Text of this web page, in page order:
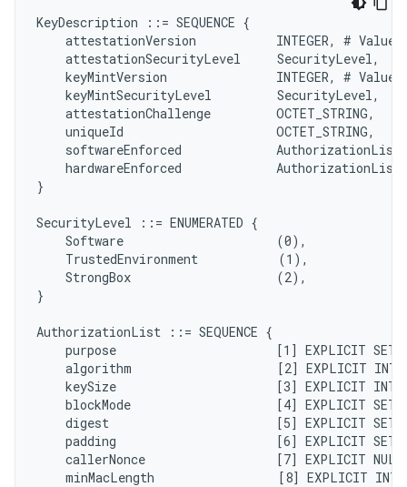
KeyDescription ::= SEQUENCE {
attestationVersion           INTEGER, # Value
    attestationSecurityLevel     SecurityLevel,
keyMintVersion               INTEGER, # Value
    keyMintSecurityLevel         SecurityLevel,
    attestationChallenge         OCTET_STRING,
    uniqueId                     OCTET_STRING,
    softwareEnforced             AuthorizationList,
    hardwareEnforced             AuthorizationList,
}
SecurityLevel ::= ENUMERATED {
    Software                     (0),
    TrustedEnvironment           (1),
    StrongBox                    (2),
}
AuthorizationList ::= SEQUENCE {
purpose                      [1] EXPLICIT
algorithm                    [2] EXPLICIT
keySize                      [3] EXPLICIT
blockMode                    [4] EXPLICIT
digest                       [5] EXPLICIT
padding                      [6] EXPLICIT
callerNonce                  [7] EXPLICIT
minMacLength                 [8] EXPLICIT